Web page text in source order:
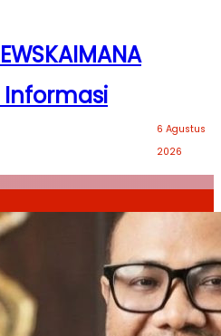
KAIMANA
Informasi
6 Agustus
2026